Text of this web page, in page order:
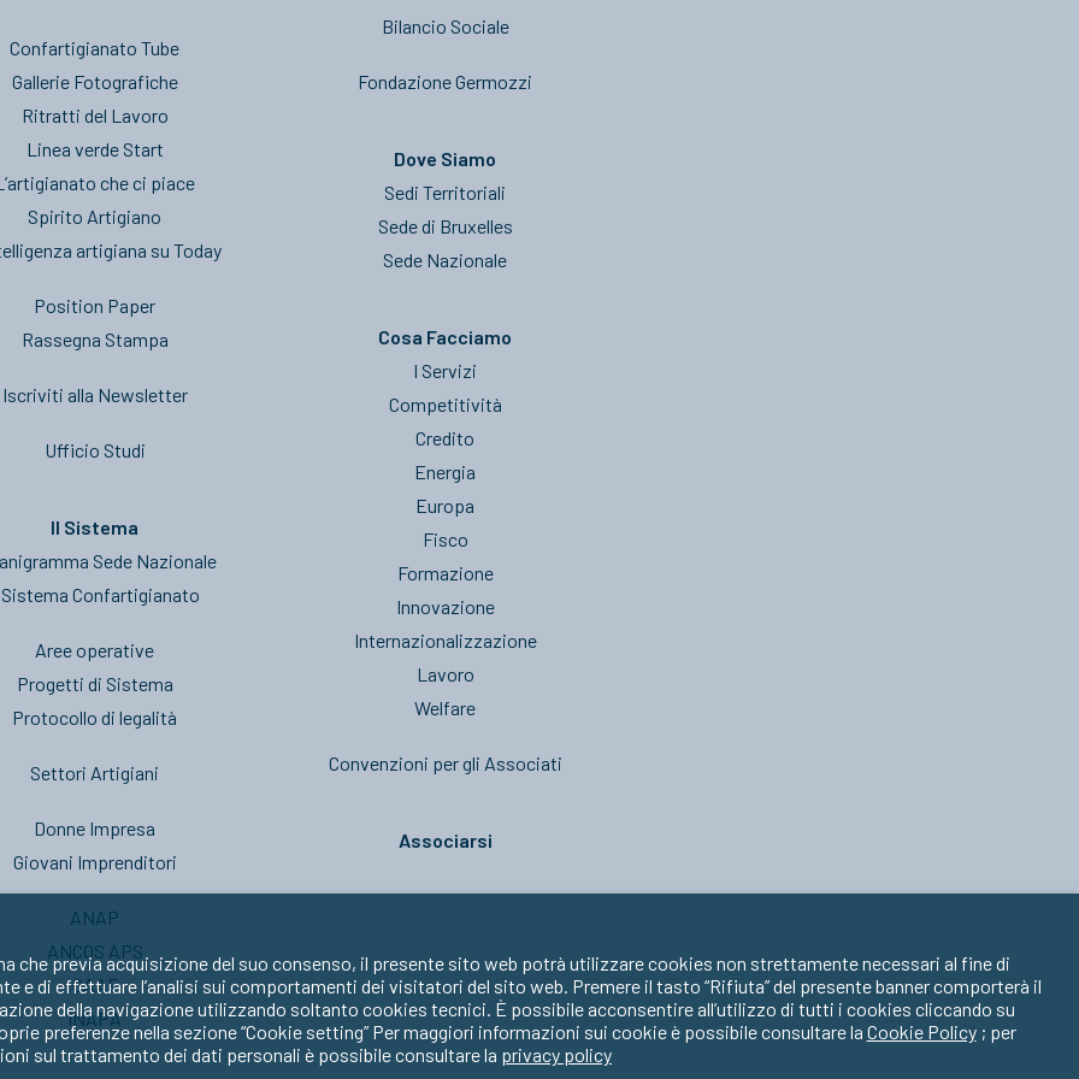
Confartigianato Tube
Gallerie Fotografiche
Ritratti del Lavoro
Linea verde Start
che ci piace
Spirito Artigiano
artigiana su Today
Position Paper
Rassegna Stampa
Iscriviti alla Newsletter
Ufficio Studi
Il Sistema
Sede Nazionale
Confartigianato
Aree operative
Progetti di Sistema
Protocollo di legalità
Settori Artigiani
Donne Impresa
Giovani Imprenditori
ANAP
ANCOS APS
CAAF
INAPA
Bilancio Sociale
Fondazione Germozzi
Dove Siamo
Sedi Territoriali
Sede di Bruxelles
Sede Nazionale
Cosa Facciamo
I Servizi
Competitività
Credito
Energia
Europa
Fisco
Formazione
Innovazione
Internazionalizzazione
Lavoro
Welfare
Convenzioni per gli Associati
Associarsi
che previa acquisizione del suo consenso, il presente sito web potrà utilizzare cookies non strettamente necessari al fine di
e di effettuare l’analisi sui comportamenti dei visitatori del sito web. Premere il tasto “Rifiuta” del presente banner comporterà il
della navigazione utilizzando soltanto cookies tecnici. È possibile acconsentire all’utilizzo di tutti i cookies cliccando su
preferenze nella sezione “Cookie setting” Per maggiori informazioni sui cookie è possibile consultare la Cookie Policy; per
sul trattamento dei dati personali è possibile consultare la privacy policy